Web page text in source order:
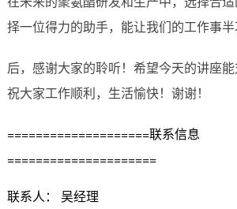
择一位得力的助手，能让我们的工作事半
后，感谢大家的聆听！希望今天的讲座能
祝大家工作顺利，生活愉快！谢谢！
====================联系信息
=====================
联系人： 吴经理